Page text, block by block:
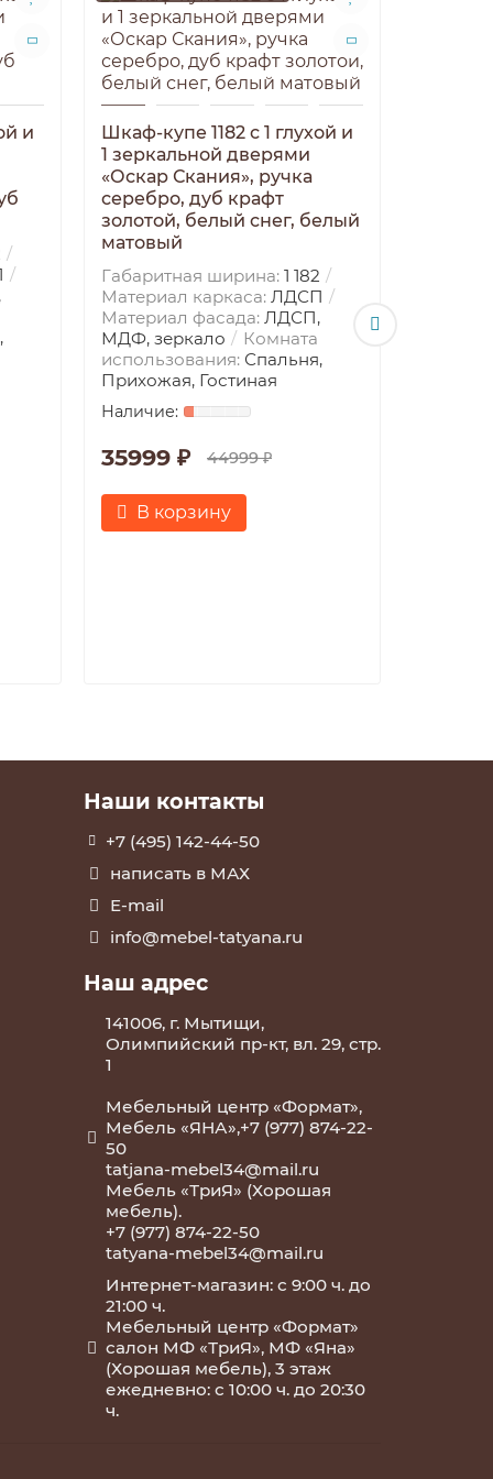
и
Шкаф-купе 1182 с 1 глухой и
1 зеркальной дверями
«Оскар Скания», ручка
серебро, дуб крафт
золотой, белый снег, белый
матовый
Габаритная ширина: 1 182
Материал каркаса: ЛДСП
Материал фасада: ЛДСП,
МДФ, зеркало
Комната
использования: Спальня,
Прихожая, Гостиная
35999 ₽ 44999 ₽
В корзину
Наши контакты
+7 (495) 142-44-50
написать в МАХ
E-mail
info@mebel-tatyana.ru
Наш адрес
141006, г. Мытищи,
Олимпийский пр-кт, вл. 29, стр.
1
Мебельный центр «Формат»,
Мебель «ЯНА»,+7 (977) 874-22-
50
tatjana-mebel34@mail.ru
Мебель «ТриЯ» (Хорошая
мебель).
+7 (977) 874-22-50
tatyana-mebel34@mail.ru
Интернет-магазин: с 9:00 ч. до
21:00 ч.
Мебельный центр «Формат»
салон МФ «ТриЯ», МФ «Яна»
(Хорошая мебель), 3 этаж
ежедневно: с 10:00 ч. до 20:30
ч.